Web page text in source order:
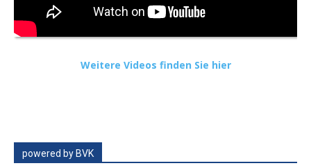
Weitere Videos finden Sie hier
powered by BVK